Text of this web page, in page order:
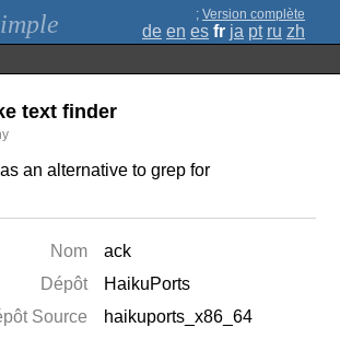
; Version complète
de en es fr ja pt ru zh
text finder
an alternative to grep for
Nom
ack
Dépôt
HaikuPorts
Source
haikuports_x86_64